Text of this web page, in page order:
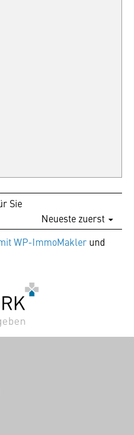
Sie
Neueste zuerst
WP-ImmoMakler und